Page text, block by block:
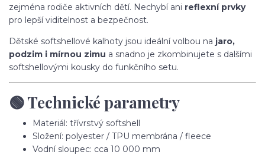
zejména rodiče aktivních dětí. Nechybí ani reflexní prvky
pro lepší viditelnost a bezpečnost.
Dětské softshellové kalhoty jsou ideální volbou na jaro,
podzim i mírnou zimu a snadno je zkombinujete s dalšími
softshellovými kousky do funkčního setu.
🟢 Technické parametry
Materiál: třívrstvý softshell
Složení: polyester / TPU membrána / fleece
Vodní sloupec: cca 10 000 mm